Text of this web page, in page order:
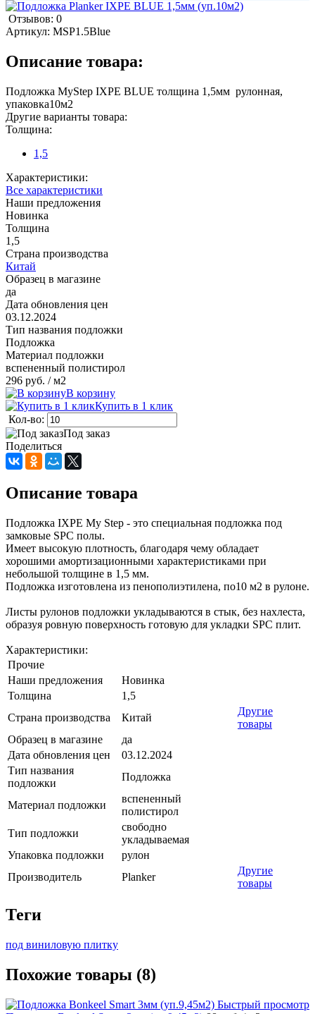
Отзывов: 0
Артикул: MSP1.5Blue
Описание товара:
Подложка MyStep IXPE BLUE толщина 1,5мм рулонная,
упаковка10м2
Другие варианты товара:
Толщина:
1,5
Характеристики:
Все характеристики
Наши предложения
Новинка
Толщина
1,5
Страна производства
Китай
Образец в магазине
да
Дата обновления цен
03.12.2024
Тип названия подложки
Подложка
Материал подложки
вспененный полистирол
296 руб. / м2
В корзину
Купить в 1 клик
Кол-во:
Под заказ
Поделиться
Описание товара
Подложка IXPE My Step - это специальная подложка под
замковые SPC полы.
Имеет высокую плотность, благодаря чему обладает
хорошими амортизационными характеристиками при
небольшой толщине в 1,5 мм.
Подложка изготовлена из пенополиэтилена, по10 м2 в рулоне.
Листы рулонов подложки укладываются в стык, без нахлеста,
образуя ровную поверхность готовую для укладки SPC плит.
Характеристики:
Прочие
Наши предложения
Новинка
Толщина
1,5
Страна производства
Китай
Другие
товары
Образец в магазине
да
Дата обновления цен
03.12.2024
Тип названия
подложки
Подложка
Материал подложки
вспененный
полистирол
Тип подложки
свободно
укладываемая
Упаковка подложки
рулон
Производитель
Planker
Другие
товары
Теги
под виниловую плитку
Похожие товары (8)
Быстрый просмотр